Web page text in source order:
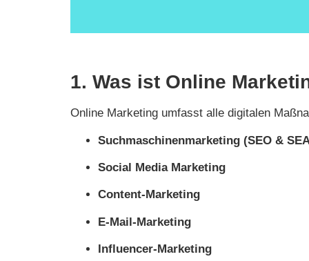
1. Was ist Online
Online Marketing umfasst alle digitalen
Suchmaschinenmarketing (SEO &
Social Media Marketing
Content-Marketing
E-Mail-Marketing
Influencer-Marketing